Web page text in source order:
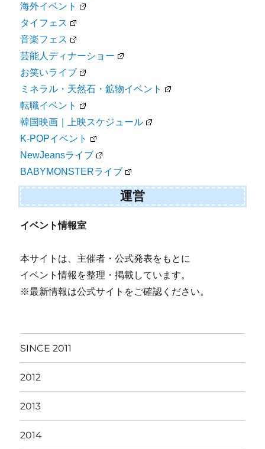
海外イベント
タイフェス
音楽フェス
芸能人ディナーショー
お笑いライブ
ミネラル・天然石・鉱物イベント
転職イベント
韓国映画｜上映スケジュール
K-POPイベント
NewJeansライブ
BABYMONSTERライブ
運営
イベント情報室
本サイトは、主催者・公式発表をもとに
イベント情報を整理・掲載しています。
※最新情報は公式サイトをご確認ください。
SINCE 2011
2012
2013
2014